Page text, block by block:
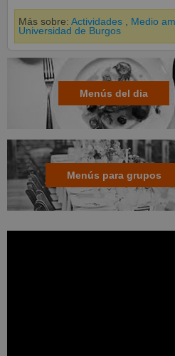
Más sobre: Actividades Medio
Universidad de Burgos
Menús del dia
Menús para grupos